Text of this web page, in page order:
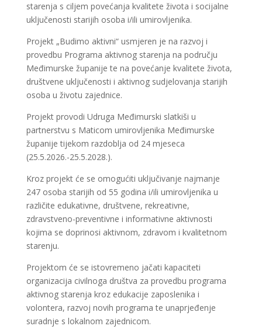
starenja s ciljem povećanja kvalitete života i socijalne
uključenosti starijih osoba i/ili umirovljenika.
Projekt „Budimo aktivni“ usmjeren je na razvoj i
provedbu Programa aktivnog starenja na području
Međimurske županije te na povećanje kvalitete života,
društvene uključenosti i aktivnog sudjelovanja starijih
osoba u životu zajednice.
Projekt provodi Udruga Međimurski slatkiši u
partnerstvu s Maticom umirovljenika Međimurske
županije tijekom razdoblja od 24 mjeseca
(25.5.2026.-25.5.2028.).
Kroz projekt će se omogućiti uključivanje najmanje
247 osoba starijih od 55 godina i/ili umirovljenika u
različite edukativne, društvene, rekreativne,
zdravstveno-preventivne i informativne aktivnosti
kojima se doprinosi aktivnom, zdravom i kvalitetnom
starenju.
Projektom će se istovremeno jačati kapaciteti
organizacija civilnoga društva za provedbu programa
aktivnog starenja kroz edukacije zaposlenika i
volontera, razvoj novih programa te unaprjeđenje
suradnje s lokalnom zajednicom.